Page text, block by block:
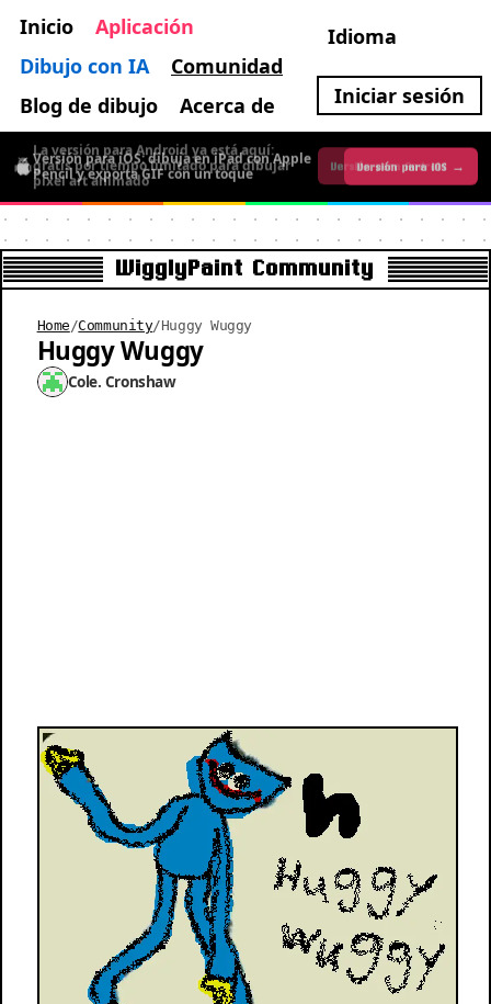
Inicio
Aplicación
Dibujo con IA
Comunidad
Blog de dibujo
Acerca de
Idioma
Iniciar sesión
La versión para Android ya está aquí:
gratis por tiempo limitado para dibujar
pixel art animado
Versión para Android →
Versión para iOS: dibuja en iPad con Apple
Pencil y exporta GIF con un toque
Versión para iOS →
WigglyPaint Community
Home /Community/Huggy Wuggy
Huggy Wuggy
Cole. Cronshaw